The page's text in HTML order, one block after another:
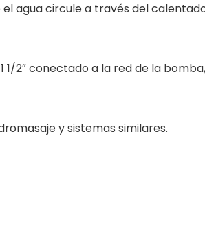
agua circule a través del
1/2″ conectado a la red de la
y sistemas similares.